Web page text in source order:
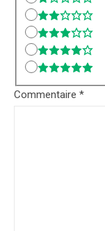
Commentaire *